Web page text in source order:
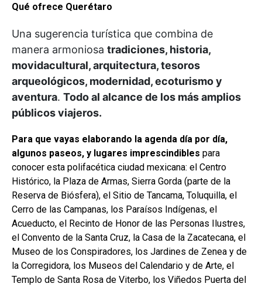
Qué ofrece Querétaro
Una sugerencia turística que combina de
manera armoniosa tradiciones, historia,
movidacultural, arquitectura, tesoros
arqueológicos, modernidad, ecoturismo y
aventura. Todo al alcance de los más amplios
públicos viajeros.
Para que vayas elaborando la agenda día por día,
algunos paseos, y lugares imprescindibles para
conocer esta polifacética ciudad mexicana: el Centro
Histórico, la Plaza de Armas, Sierra Gorda (parte de la
Reserva de Biósfera), el Sitio de Tancama, Toluquilla, el
Cerro de las Campanas, los Paraísos Indígenas, el
Acueducto, el Recinto de Honor de las Personas Ilustres,
el Convento de la Santa Cruz, la Casa de la Zacatecana, el
Museo de los Conspiradores, los Jardines de Zenea y de
la Corregidora, los Museos del Calendario y de Arte, el
Templo de Santa Rosa de Viterbo, los Viñedos Puerta del